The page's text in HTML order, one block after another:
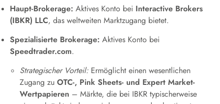
Haupt-Brokerage: Aktives Konto bei Interactive Brokers
(IBKR) LLC, das weltweiten Marktzugang bietet.
Spezialisierte Brokerage: Aktives Konto bei
Speedtrader.com.
Strategischer Vorteil: Ermöglicht einen wesentlichen
Zugang zu OTC-, Pink Sheets- und Expert Market-
Wertpapieren – Märkte, die bei IBKR typischerweise